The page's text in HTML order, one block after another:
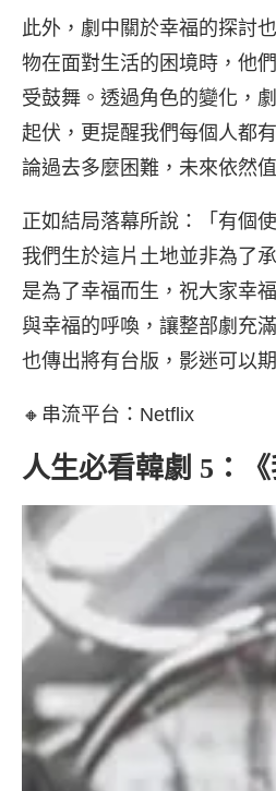
此外，劇中關於幸福的探討
物在面對生活的困境時，他
受鼓舞。透過角色的變化，
起伏，更提醒我們每個人都
論過去多麼困難，未來依然值
正如結局落幕所說：「有個
我們生於這片土地並非為了
是為了幸福而生，祝大家幸
與幸福的呼喚，讓整部劇充
也傳出將有台版，影迷可以期
🔸串流平台：Netflix
人生必看韓劇 5：《